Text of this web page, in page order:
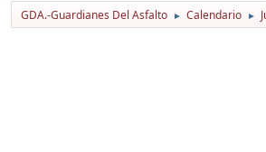
GDA.-Guardianes Del Asfalto ► Calendario ►